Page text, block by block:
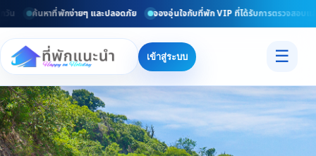
ค้นหาที่พักง่ายๆ และปลอดภัย จองอุ่นใจกับที่พัก VIP ที่ได้รับการตรวจสอบแล้ว
เข้าสู่ระบบ ☰